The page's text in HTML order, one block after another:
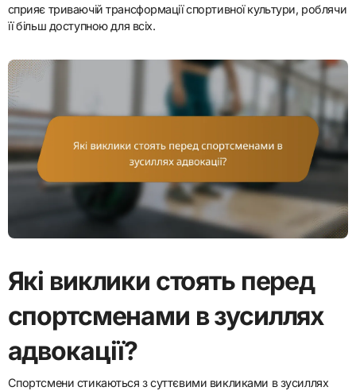
сприяє триваючій трансформації спортивної культури, роблячи
її більш доступною для всіх.
Які виклики стоять перед
спортсменами в зусиллях
адвокації?
Спортсмени стикаються з суттєвими викликами в зусиллях